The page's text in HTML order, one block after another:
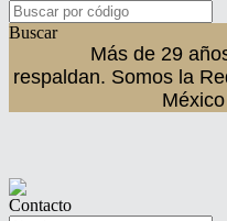
Buscar
Más de 29
respaldan. Somos la
Contacto